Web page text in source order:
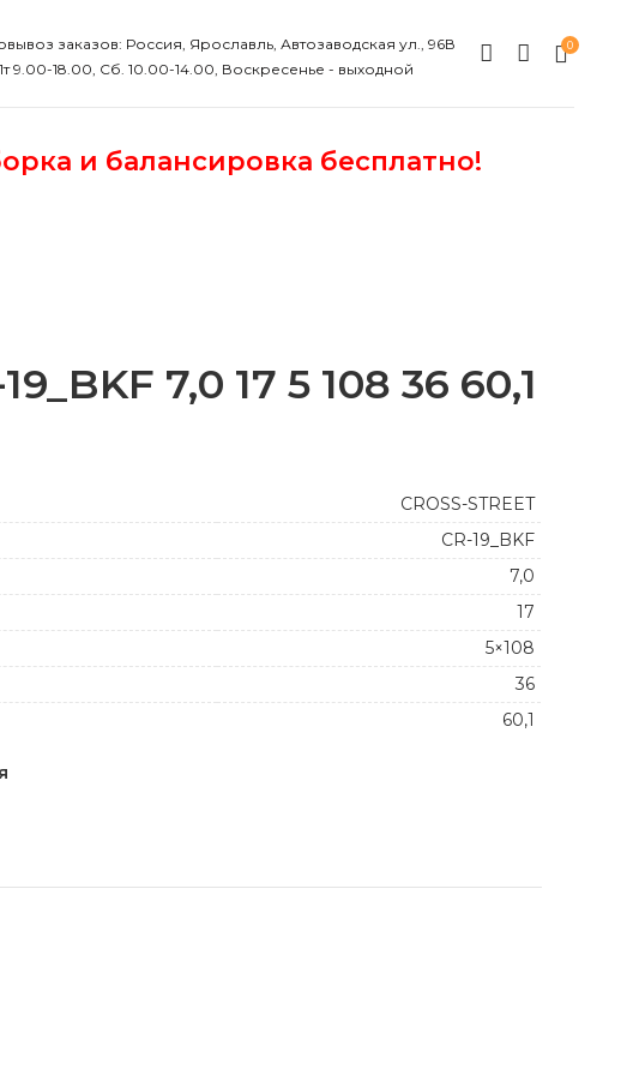
заказов: Россия, Ярославль, Автозаводская ул., 96В
9.00-18.00, Сб. 10.00-14.00, Воскресенье - выходной
0
и балансировка бесплатно!
7,0 17 5 108 36 60,1
CROSS-STREET
CR-19_BKF
7,0
17
5×108
36
60,1